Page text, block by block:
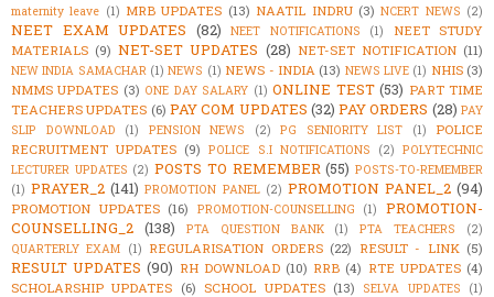
maternity leave (1) MRB UPDATES (13) NAATIL INDRU (3) NCERT NEWS (2)
NEET EXAM UPDATES (82) NEET NOTIFICATIONS (1)
NEET STUDY
MATERIALS (9) NET-SET UPDATES (28) NET-SET NOTIFICATION (11)
NEW INDIA SAMACHAR (1) NEWS (1) NEWS - INDIA (13) NEWS LIVE (1) NHIS (3)
NMMS UPDATES (3) ONE DAY SALARY (1) ONLINE TEST (53) PART TIME
TEACHERS UPDATES (6) PAY COM UPDATES (32) PAY ORDERS (28) PAY
SLIP DOWNLOAD
(1) PENSION NEWS (2) PG SENIORITY LIST (1)
POLICE
RECRUITMENT UPDATES (9) POLICE S.I NOTIFICATIONS (2) POLYTECHNIC
LECTURER UPDATES (2) POSTS TO REMEMBER (55) POSTS-TO-REMEMBER
(1) PRAYER_2 (141) PROMOTION PANEL (2) PROMOTION PANEL_2 (94)
PROMOTION UPDATES (16) PROMOTION-COUNSELLING (1)
PROMOTION-
COUNSELLING_2 (138) PTA QUESTION BANK (1) PTA TEACHERS
(2)
QUARTERLY EXAM (1) REGULARISATION ORDERS (22) RESULT - LINK (5)
RESULT UPDATES (90) RH DOWNLOAD (10) RRB (4) RTE UPDATES (4)
SCHOLARSHIP UPDATES (6) SCHOOL UPDATES (13) SELVA UPDATES
(1)